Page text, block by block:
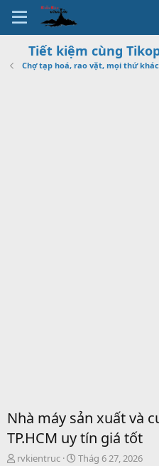
Tiết kiệm cùng
Chợ tạp hoá, rao vặt, mọi thứ khác
Nhà máy sản xuất và
TP.HCM uy tín giá tốt
T
rvkientruc
S
Thág 6 27, 2026